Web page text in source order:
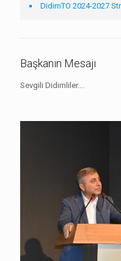
DidimTO 2024-2027
Başkanın Mesajı
Sevgili Didimliler….